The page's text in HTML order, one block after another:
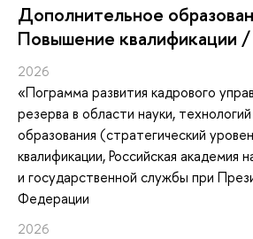
Дополнительное
Повышение квалификации
2026
«Пограмма развития кадрового
резерва в области науки,
образования (стратегический
квалификации, Российская академия
и государственной службы при
Федерации
2026